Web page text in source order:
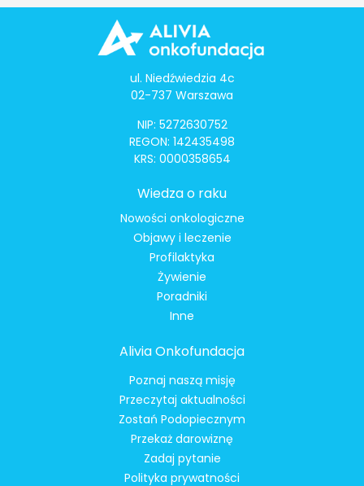
ul. Niedźwiedzia 4c
02-737 Warszawa
NIP: 5272630752
REGON: 142435498
KRS: 0000358654
Wiedza o raku
Nowości onkologiczne
Objawy i leczenie
Profilaktyka
Żywienie
Poradniki
Inne
Alivia Onkofundacja
Poznaj naszą misję
Przeczytaj aktualności
Zostań Podopiecznym
Przekaż darowiznę
Zadaj pytanie
Polityka prywatności